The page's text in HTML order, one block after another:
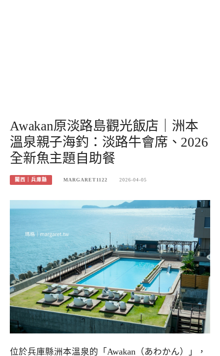
Awakan原淡路島觀光飯店｜洲本
溫泉親子海釣：淡路牛會席、2026
全新魚主題自助餐
關西｜兵庫縣 MARGARET1122 2026-04-05
位於兵庫縣洲本溫泉的「Awakan（あわかん）」，